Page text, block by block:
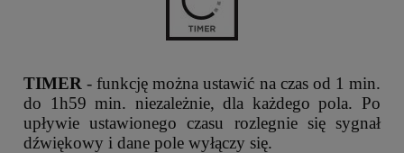
TIMER - funkcję można ustawić na czas od 1 min.
do 1h59 min. niezależnie, dla każdego pola. Po
upływie ustawionego czasu rozlegnie się sygnał
dźwiękowy i dane pole wyłączy się.